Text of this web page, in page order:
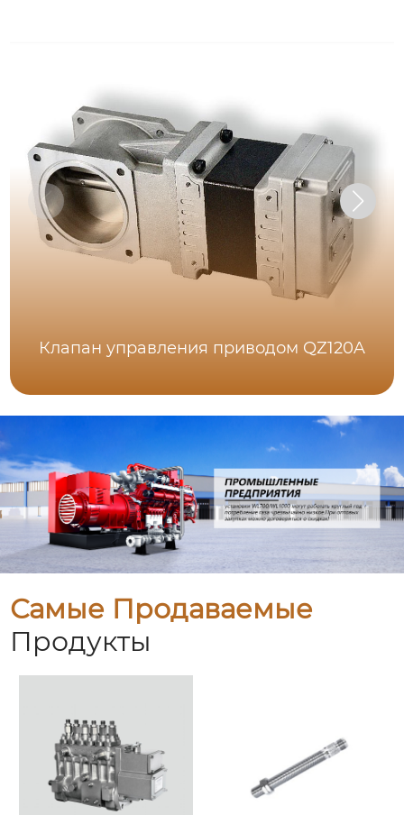
Клапан управления приводом QZ120A
Самые Продаваемые
Продукты